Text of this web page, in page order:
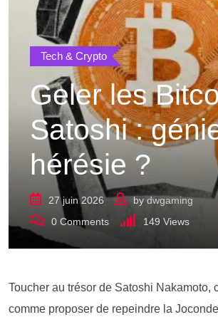
Tech & Crypto
Geler les
Satoshi :
hérésie ?
27 juin 2026 by dwgaming
0 Comments 149 Views
Toucher au trésor de Satoshi Nakamoto,
comme proposer de repeindre la